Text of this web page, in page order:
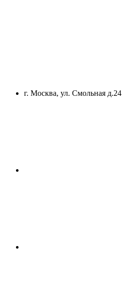
г. Москва, ул. Смольная д.24